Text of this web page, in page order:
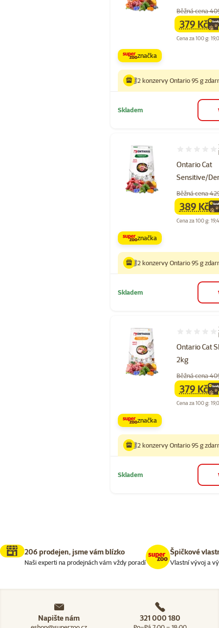
Běžná cena
family
379 Kč
Cena za 100 g:
značka
2 konzervy Ontario 95 g
Skladem
Ontario Cat
Sensitive/
Hodnocení
Běžná cena
family
389 Kč
Cena za 100 g:
značka
2 konzervy Ontario 95 g
Skladem
Ontario Cat
2kg
Hodnocení
Běžná cena
family
379 Kč
Cena za 100 g:
značka
2 konzervy Ontario 95 g
Skladem
206 prodejen, jsme vám blízko
Naši experti na prodejnách vám vždy poradí
Špičkové
Vlastní vývoj a
Napište nám 321 000 180